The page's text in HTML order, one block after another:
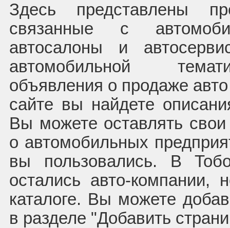
Здесь представлены
связанные с
автосалоны и
автомобильной
объявления о продаже
сайте вы найдете
Вы можете оставлять
о автомобильных
вы пользовались. В
остались авто-
каталоге. Вы можете
в разделе "Добавить